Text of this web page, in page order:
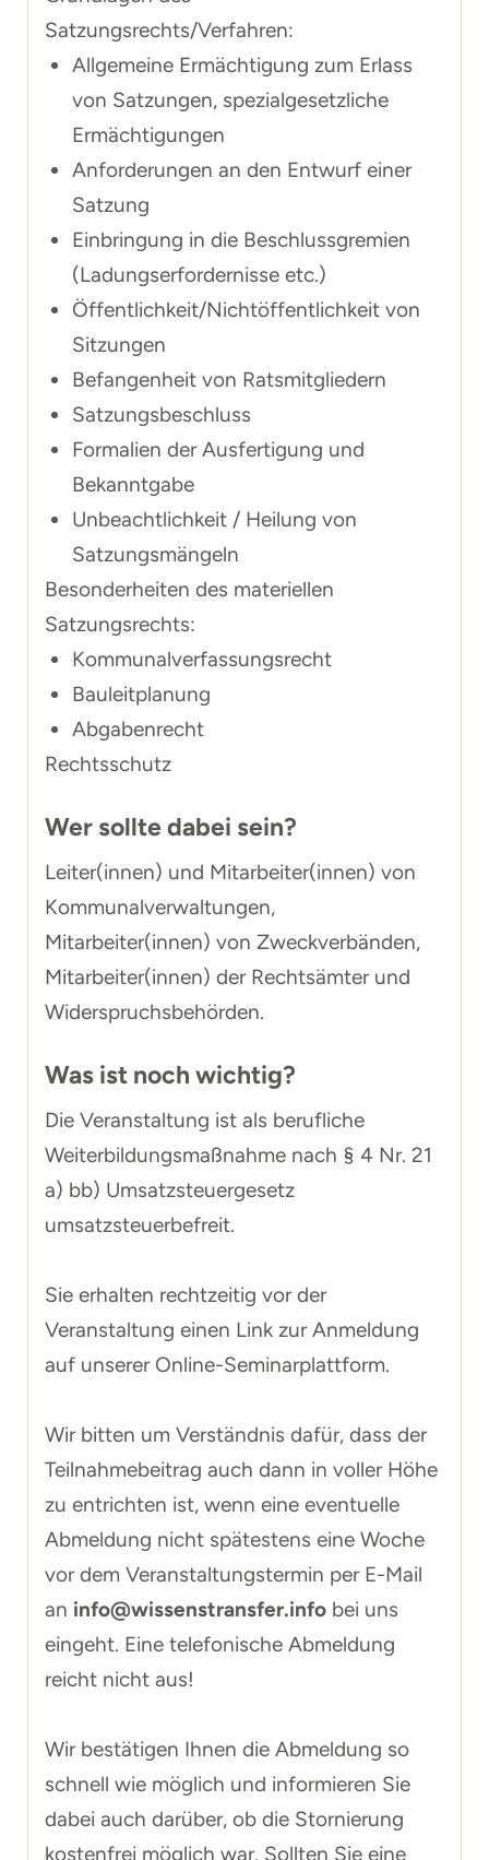
Satzungsrechts/Verfahren:
Allgemeine Ermächtigung zum Erlass
von Satzungen, spezialgesetzliche
Ermächtigungen
Anforderungen an den Entwurf einer
Satzung
Einbringung in die Beschlussgremien
(Ladungserfordernisse etc.)
Öffentlichkeit/Nichtöffentlichkeit von
Sitzungen
Befangenheit von Ratsmitgliedern
Satzungsbeschluss
Formalien der Ausfertigung und
Bekanntgabe
Unbeachtlichkeit / Heilung von
Satzungsmängeln
Besonderheiten des materiellen
Satzungsrechts:
Kommunalverfassungsrecht
Bauleitplanung
Abgabenrecht
Rechtsschutz
Wer sollte dabei sein?
Leiter(innen) und Mitarbeiter(innen) von
Kommunalverwaltungen,
Mitarbeiter(innen) von Zweckverbänden,
Mitarbeiter(innen) der Rechtsämter und
Widerspruchsbehörden.
Was ist noch wichtig?
Die Veranstaltung ist als berufliche
Weiterbildungsmaßnahme nach § 4 Nr. 21
a) bb) Umsatzsteuergesetz
umsatzsteuerbefreit.
Sie erhalten rechtzeitig vor der
Veranstaltung einen Link zur Anmeldung
auf unserer Online-Seminarplattform.
Wir bitten um Verständnis dafür, dass der
Teilnahmebeitrag auch dann in voller Höhe
zu entrichten ist, wenn eine eventuelle
Abmeldung nicht spätestens eine Woche
vor dem Veranstaltungstermin per E-Mail
an info@wissenstransfer.info bei uns
eingeht. Eine telefonische Abmeldung
reicht nicht aus!
Wir bestätigen Ihnen die Abmeldung so
schnell wie möglich und informieren Sie
dabei auch darüber, ob die Stornierung
kostenfrei möglich war. Sollten Sie eine